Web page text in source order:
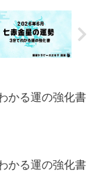
かる運の強化書
かる運の強化書